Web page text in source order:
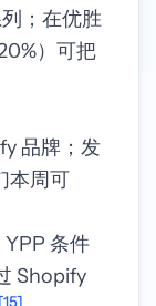
；在优胜
）可把
品牌；发
本周可
条件
Shopify
[15]